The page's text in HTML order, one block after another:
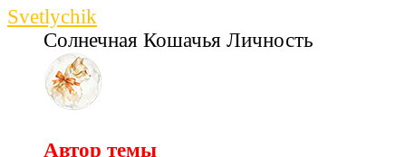
Svetlychik
Солнечная Кошачья Личность
Автор темы